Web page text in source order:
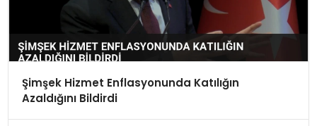
Şimşek Hizmet Enflasyonunda Katılığın
Azaldığını Bildirdi